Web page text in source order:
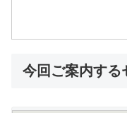
今回ご案内する